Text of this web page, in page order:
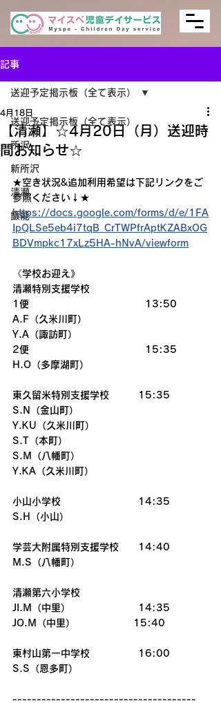
記事
送迎予定掲示板（全て表示）
所沢
新所沢
清瀬
飯能
送迎予定掲示板（全て表示）
【清瀬】☆4月20日（月）送迎時
間お知らせ☆
4月18日
★空き状況&追加利用希望は下記リンクをご
参照ください↓★
https://docs.google.com/forms/d/e/1FA
IpQLSe5eb4i7tqB_CrTWPfrAptKZABxOG
BDVmpkc17xLz5HA-hNvA/viewform
《学校お迎え》
清瀬特別支援学校
1便　　　　　　　　　　　　13:50
A.F（久米川町）
Y.A（諏訪町）
2便　　　　　　　　　　　　15:35
H.O（多摩湖町）
東久留米特別支援学校　　　15:35
S.N（金山町）
Y.KU（久米川町）
S.T（本町）
S.M（八幡町）
Y.KA（久米川町）
小山小学校　　　　　　　　14:35
S.H（小山）
学芸大附属特別支援学校　　14:40
M.S（八幡町）
清瀬第六小学校
JI.M（中里）　　　　　　　14:35
JO.M（中里）　　　　　　15:40
東村山第一中学校　　　　　16:00
S.S（恩多町）
--------------------------------------